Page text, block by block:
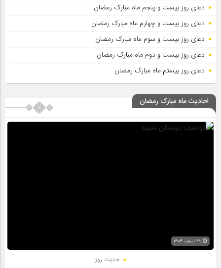
دعای روز بیست و پنجم ماه مبارک رمضان
دعای روز بیست و چهارم ماه مبارک رمضان
دعای روز بیست و سوم ماه مبارک رمضان
دعای روز بیست و دوم ماه مبارک رمضان
دعای روز بیستم ماه مبارک رمضان
احادیث ماه مبارک رمضان
حدیث روز